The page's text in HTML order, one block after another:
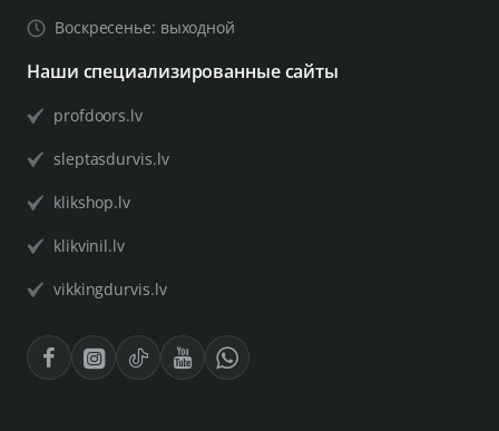
Воскресенье: выходной
Наши специализированные сайты
profdoors.lv
sleptasdurvis.lv
klikshop.lv
klikvinil.lv
vikkingdurvis.lv